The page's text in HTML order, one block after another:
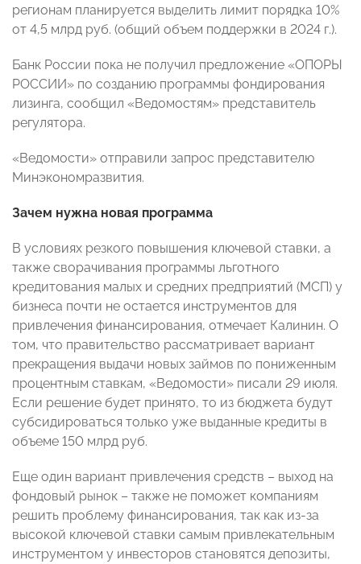
регионам планируется выделить лимит порядка 10%
от 4,5 млрд руб. (общий объем поддержки в 2024 г.).
Банк России пока не получил предложение «ОПОРЫ
РОССИИ» по созданию программы фондирования
лизинга, сообщил «Ведомостям» представитель
регулятора.
«Ведомости» отправили запрос представителю
Минэкономразвития.
Зачем нужна новая программа
В условиях резкого повышения ключевой ставки, а
также сворачивания программы льготного
кредитования малых и средних предприятий (МСП) у
бизнеса почти не остается инструментов для
привлечения финансирования, отмечает Калинин. О
том, что правительство рассматривает вариант
прекращения выдачи новых займов по пониженным
процентным ставкам, «Ведомости» писали 29 июля.
Если решение будет принято, то из бюджета будут
субсидироваться только уже выданные кредиты в
объеме 150 млрд руб.
Еще один вариант привлечения средств – выход на
фондовый рынок – также не поможет компаниям
решить проблему финансирования, так как из-за
высокой ключевой ставки самым привлекательным
инструментом у инвесторов становятся депозиты,